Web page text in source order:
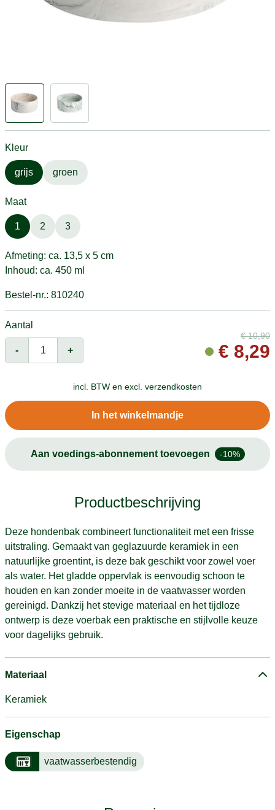
Kleur
grijs groen
Maat
1 2 3
Afmeting: ca. 13,5 x 5 cm
Inhoud: ca. 450 ml
Bestel-nr.: 810240
Aantal
- +
€10,90
€ 8,29
incl. BTW en excl. verzendkosten
In het winkelmandje
Aan voedings-abonnement toevoegen -10%
Productbeschrijving
Deze hondenbak combineert functionaliteit met een frisse
uitstraling. Gemaakt van geglazuurde keramiek in een
natuurlijke groentint, is deze bak geschikt voor zowel voer
als water. Het gladde oppervlak is eenvoudig schoon te
houden en kan zonder moeite in de vaatwasser worden
gereinigd. Dankzij het stevige materiaal en het tijdloze
ontwerp is deze voerbak een praktische en stijlvolle keuze
voor dagelijks gebruik.
Materiaal
Keramiek
Eigenschap
vaatwasserbestendig